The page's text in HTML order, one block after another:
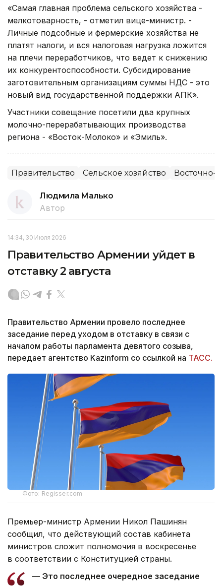
«Самая главная проблема сельского хозяйства -
мелкотоварность, - отметил вице-министр. -
Личные подсобные и фермерские хозяйства не
платят налоги, и вся налоговая нагрузка ложится
на плечи переработчиков, что ведет к снижению
их конкурентоспособности. Субсидирование
заготовительным организациям суммы НДС - это
новый вид государственной поддержки АПК».
Участники совещание посетили два крупных
молочно-перерабатывающих производства
региона - «Восток-Молоко» и «Эмиль».
Правительство Сельское хозяйство Восточно-
Людмила Малько
Автор
14:34, 30 Июля 2026
Правительство Армении уйдет в
отставку 2 августа
Правительство Армении провело последнее
заседание перед уходом в отставку в связи с
началом работы парламента девятого созыва,
передает агентство Kazinform со ссылкой на ТАСС.
Фото: Regisser.com
Премьер-министр Армении Никол Пашинян
сообщил, что действующий состав кабинета
министров сложит полномочия в воскресенье
в соответствии с Конституцией страны.
— Это последнее очередное заседание